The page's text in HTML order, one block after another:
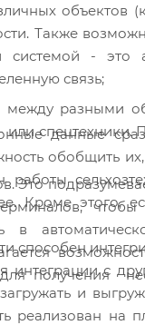
объектов
Также
системой - это
связь;
между разными
спецтехники.
Это
для получения
данные
обобщить
Кроме этого,
с
и
реализован на